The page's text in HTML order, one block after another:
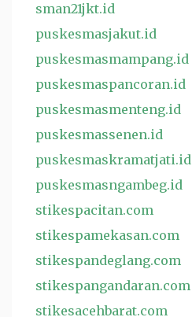
sman21jkt.id
puskesmasjakut.id
puskesmasmampang.id
puskesmaspancoran.id
puskesmasmenteng.id
puskesmassenen.id
puskesmaskramatjati.id
puskesmasngambeg.id
stikespacitan.com
stikespamekasan.com
stikespandeglang.com
stikespangandaran.com
stikesacehbarat.com